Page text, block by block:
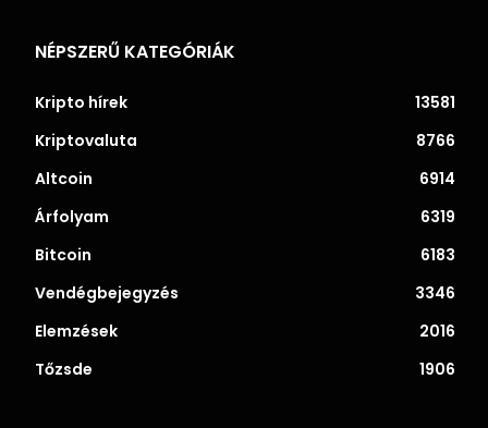
NÉPSZERŰ KATEGÓRIÁK
Kripto hírek
13581
Kriptovaluta
8766
Altcoin
6914
Árfolyam
6319
Bitcoin
6183
Vendégbejegyzés
3346
Elemzések
2016
Tőzsde
1906